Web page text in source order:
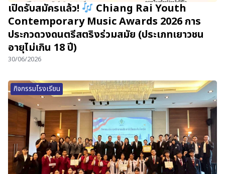
เปิดรับสมัครแล้ว!
Chiang Rai Youth
Contemporary Music Awards 2026 การ
ประกวดวงดนตรีสตริงร่วมสมัย (ประเภทเยาวชน
อายุไม่เกิน 18 ปี)
30/06/2026
กิจกรรมโรงเรียน